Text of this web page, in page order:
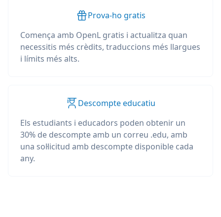
Prova-ho gratis
Comença amb OpenL gratis i actualitza quan
necessitis més crèdits, traduccions més llargues
i límits més alts.
Descompte educatiu
Els estudiants i educadors poden obtenir un
30% de descompte amb un correu .edu, amb
una sol·licitud amb descompte disponible cada
any.